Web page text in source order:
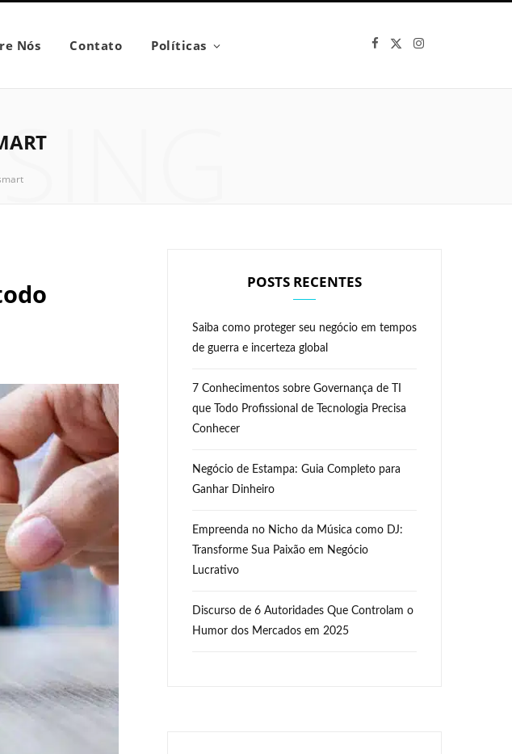
Nós Contato Políticas
b
i
I
a
POSTS RECENTES
Saiba como proteger seu negócio em tempos
de guerra e incerteza global
7 Conhecimentos sobre Governança de TI
que Todo Profissional de Tecnologia Precisa
Conhecer
Negócio de Estampa: Guia Completo para
Ganhar Dinheiro
Empreenda no Nicho da Música como DJ:
Transforme Sua Paixão em Negócio
Lucrativo
Discurso de 6 Autoridades Que Controlam o
Humor dos Mercados em 2025